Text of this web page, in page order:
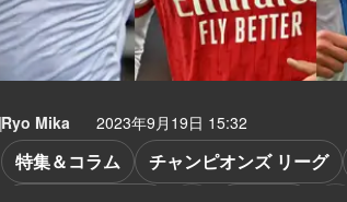
Ryo Mika 2023年9月19日 15:32
特集＆コラム チャンピオンズ リーグ